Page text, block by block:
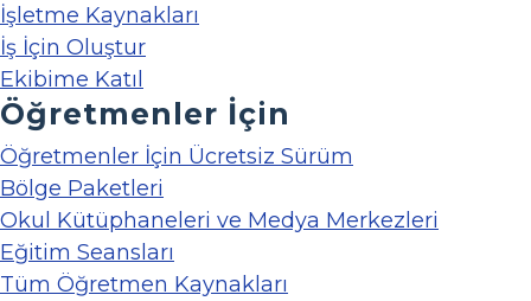
İşletme Kaynakları
İş İçin Oluştur
Ekibime Katıl
Öğretmenler İçin
Öğretmenler İçin Ücretsiz Sürüm
Bölge Paketleri
Okul Kütüphaneleri ve Medya Merkezleri
Eğitim Seansları
Tüm Öğretmen Kaynakları